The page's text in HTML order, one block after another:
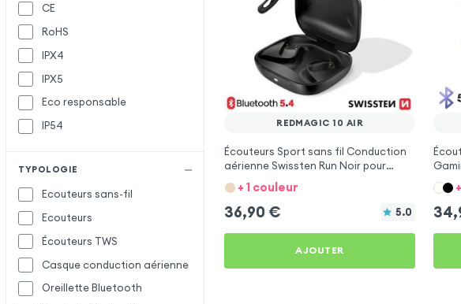
CE
RoHS
IPX4
IPX5
Eco responsable
IP54
TYPOLOGIE
Ecouteurs sans-fil
Ecouteurs
Écouteurs TWS
Casque conduction aérienne
Oreillette Bluetooth
REDMAGIC 10 AIR
Écouteurs Sport sans fil Conduction
aérienne Swissten Run Noir pour
RedMagic 10 Air
+ 1 couleur
36,90 € 5.0
AJOUTER